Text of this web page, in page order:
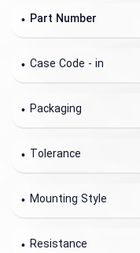
Part Number
Case Code - in
Packaging
Tolerance
Mounting Style
Resistance